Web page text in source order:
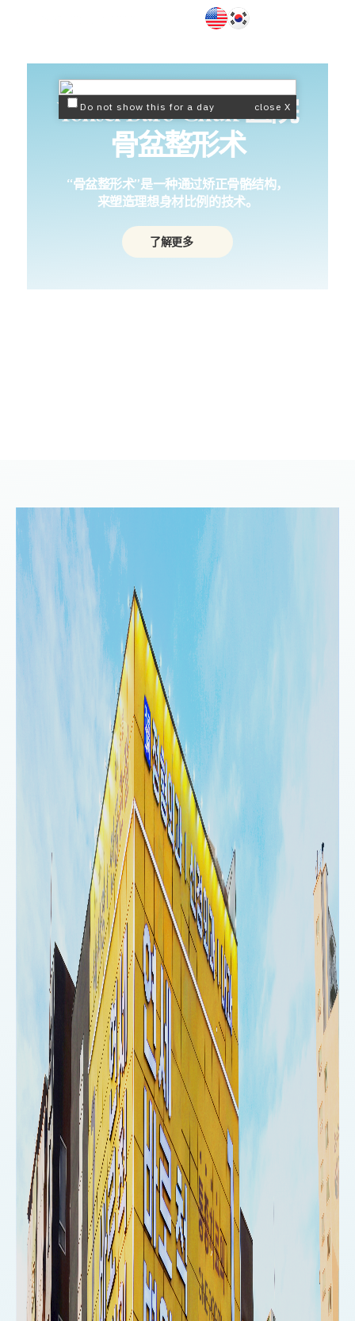
Do not show this for a day close X
Yonsei Baro Chuk医院
骨盆整形术
“骨盆整形术”是一种通过矫正骨骼结构，
来塑造理想身材比例的技术。
了解更多